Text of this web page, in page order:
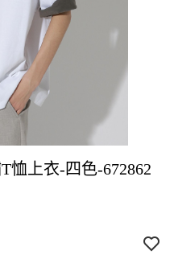
恤上衣-四色-672862